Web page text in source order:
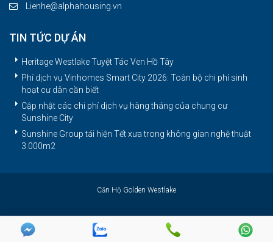
Lienhe@alphahousing.vn
TIN TỨC DỰ ÁN
Heritage Westlake Tuyệt Tác Ven Hồ Tây
Phí dịch vụ Vinhomes Smart City 2026: Toàn bộ chi phí sinh
hoạt cư dân cần biết
Cập nhật các chi phí dịch vụ hàng tháng của chung cư
Sunshine City
Sunshine Group tái hiện Tết xưa trong không gian nghệ thuật
3.000m2
Căn Hộ Golden Westlake